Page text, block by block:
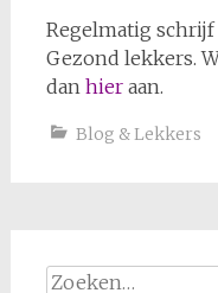
Regelmatig
Gezond lekkers.
dan hieraan.
Blog & Lekkers
Zoeken